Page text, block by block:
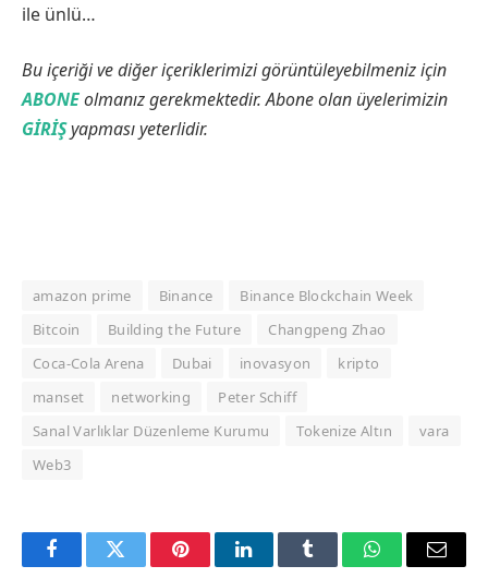
ile ünlü…
Bu içeriği ve diğer içeriklerimizi görüntüleyebilmeniz için
ABONEolmanız gerekmektedir. Abone olan üyelerimizin
GİRİŞyapması yeterlidir.
amazon prime Binance
Binance Blockchain Week
Bitcoin
Building the Future
Changpeng Zhao
Coca-Cola Arena
Dubai inovasyon
kripto
manset
networking
Peter Schiff
Sanal Varlıklar Düzenleme Kurumu
Tokenize Altın
vara
Web3
FacebookTwitter PinterestLinkedInTumblr WhatsAppEmail